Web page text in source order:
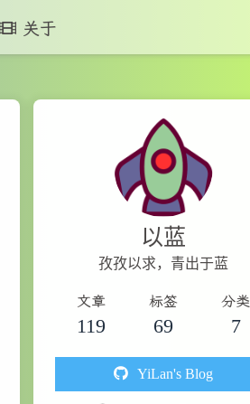
关于
以蓝
孜孜以求，青出于蓝
文章
119
标签
69
分类
7
YiLan's Blog